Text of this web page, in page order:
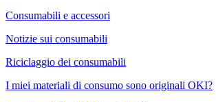
Consumabili e accessori
Notizie sui consumabili
Riciclaggio dei consumabili
I miei materiali di consumo sono originali OKI?